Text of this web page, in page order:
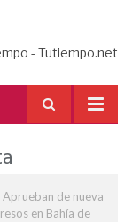
- Tutiempo.net
Aprueban de nueva
en Bahía de